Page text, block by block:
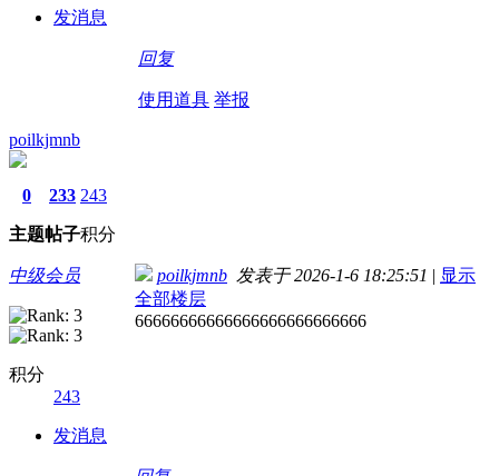
发消息
回复
使用道具 举报
poilkjmnb
0
主题
233
帖子
243
积分
中级会员
积分
243
发消息
poilkjmnb 发表于 2026-1-6 18:25:51 | 显示
全部楼层
66666666666666666666666666